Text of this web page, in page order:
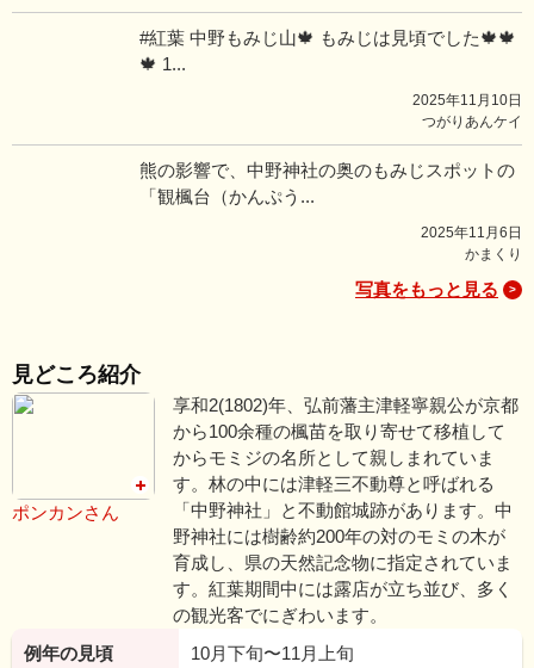
#紅葉 中野もみじ山🍁 もみじは見頃でした🍁🍁
🍁 1...
2025年11月10日
つがりあんケイ
熊の影響で、中野神社の奥のもみじスポットの
「観楓台（かんぷう...
2025年11月6日
かまくり
写真をもっと見る
見どころ紹介
ポンカンさん
享和2(1802)年、弘前藩主津軽寧親公が京都
から100余種の楓苗を取り寄せて移植して
からモミジの名所として親しまれていま
す。林の中には津軽三不動尊と呼ばれる
「中野神社」と不動館城跡があります。中
野神社には樹齢約200年の対のモミの木が
育成し、県の天然記念物に指定されていま
す。紅葉期間中には露店が立ち並び、多く
の観光客でにぎわいます。
例年の見頃
10月下旬〜11月上旬